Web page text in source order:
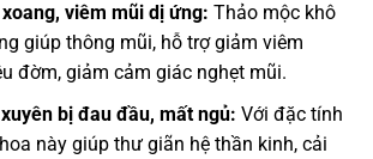
viêm mũi dị ứng: Thảo mộc khô
giúp thông mũi, hỗ trợ giảm viêm
đờm, giảm cảm giác nghẹt mũi.
bị đau đầu, mất ngủ: Với đặc tính
này giúp thư giãn hệ thần kinh, cải